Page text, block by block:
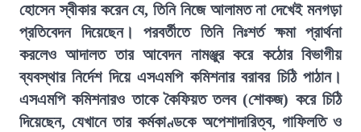
হোসেন স্বীকার করেন যে, তিনি নিজে আলামত না দেখেই মনগড়া
প্রতিবেদন দিয়েছেন। পরবর্তীতে তিনি নিঃশর্ত ক্ষমা প্রার্থনা
করলেও আদালত তার আবেদন নামঞ্জুর করে কঠোর বিভাগীয়
ব্যবস্থার নির্দেশ দিয়ে এসএমপি কমিশনার বরাবর চিঠি পাঠান।
এসএমপি কমিশনারও তাকে কৈফিয়ত তলব (শোকজ) করে চিঠি
দিয়েছেন, যেখানে তার কর্মকাণ্ডকে অপেশাদারিত্ব, গাফিলতি ও